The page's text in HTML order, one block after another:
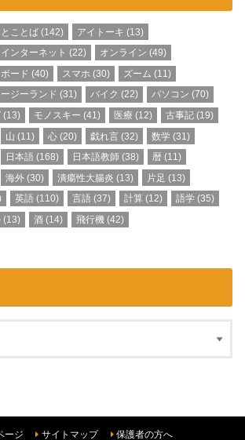
ことば(142) アイトーキ (13)
インターネット (22) オンライン (49)
ード (40) スマホ (30) ズーム (11)
ジーランド (31) バイク (22) パソコン (70)
(13) モノスキー (41) 医療 (12) 古事記 (19)
山 (11) 心 (20) 戯れ言 (32) 数学 (31)
日本語 (168) 日本語教師 (38) 暦 (11)
海外(30) 潰瘍性大腸炎 (13) 片足 (13)
英語 (110) 言語 (37) 計算 (12) 語学 (35)
(13) 酒(14) 飛行機 (42)
ージ サイトマップ 保護者の方へ